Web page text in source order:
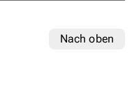
Nach oben